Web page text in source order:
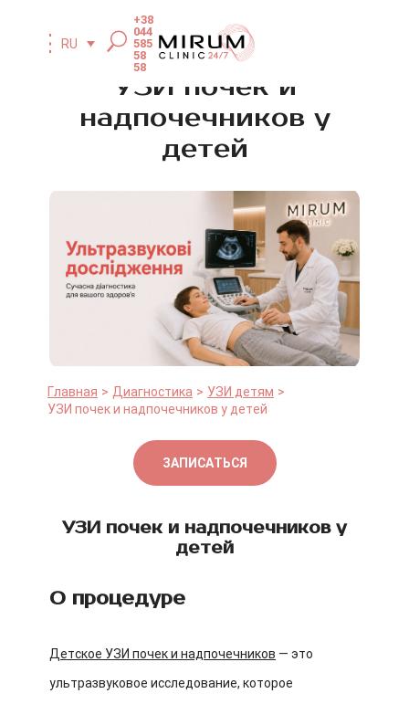
RU
+38
044
585
58
58
УЗИ почек и
надпочечников у
детей
Главная Диагностика
УЗИ детям
УЗИ почек и надпочечников у детей
ЗАПИСАТЬСЯ
УЗИ почек и надпочечников у
детей
О процедуре
Детское УЗИ почек и надпочечников — это
ультразвуковое исследование, которое